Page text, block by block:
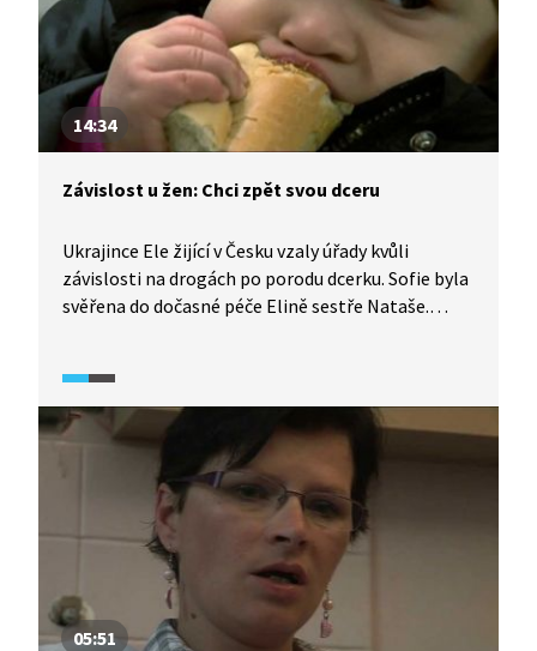
14:34
Závislost u žen: Chci zpět svou dceru
Ukrajince Ele žijící v Česku vzaly úřady kvůli
závislosti na drogách po porodu dcerku. Sofie byla
svěřena do dočasné péče Elině sestře Nataše.
s Elou, nesouhlasí. Ela, která svou sestru celé
dětství vnímala jako svůj vzor, se pokouší udělat
v situaci jasno s pomocí rodinných konstelací
a doufá, že najde dostatek síly vzdorovat sestře.
Vybojuje si Ela svou abstinencí dceru zpět?
05:51